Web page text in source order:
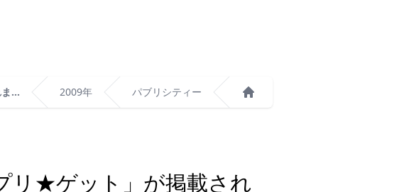
... 2009年 パブリシティー
リ★ゲット」が掲載され